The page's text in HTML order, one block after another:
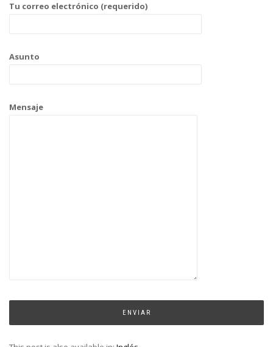
Tu correo electrónico (requerido)
Asunto
Mensaje